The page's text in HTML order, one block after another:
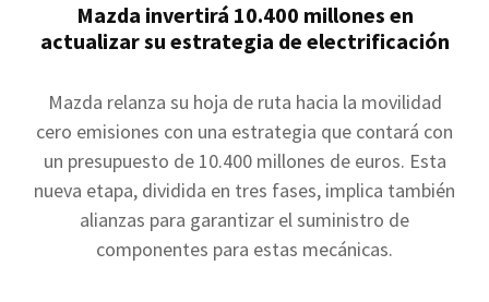
Mazda invertirá 10.400 millones en
actualizar su estrategia de electrificación
Mazda relanza su hoja de ruta hacia la movilidad
cero emisiones con una estrategia que contará con
un presupuesto de 10.400 millones de euros. Esta
nueva etapa, dividida en tres fases, implica también
alianzas para garantizar el suministro de
componentes para estas mecánicas.